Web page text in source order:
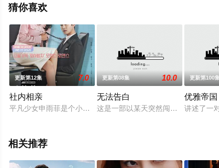
视剧、电视猫或剧情网等平台了解。
猜你喜欢
更新第12集 7.0
社内相亲
平凡少女申雨菲是个小透明，虽然就职名企，却是个实实在在
更新第08集 10.0
无法告白
这是一部以某天突然闯进家里开始一
更新第100
优雅帝国
讲述了一
相关推荐